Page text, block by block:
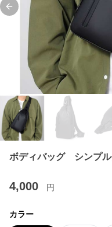
Previous slide
ボディバッグ シンプル
4,000 円
カラー